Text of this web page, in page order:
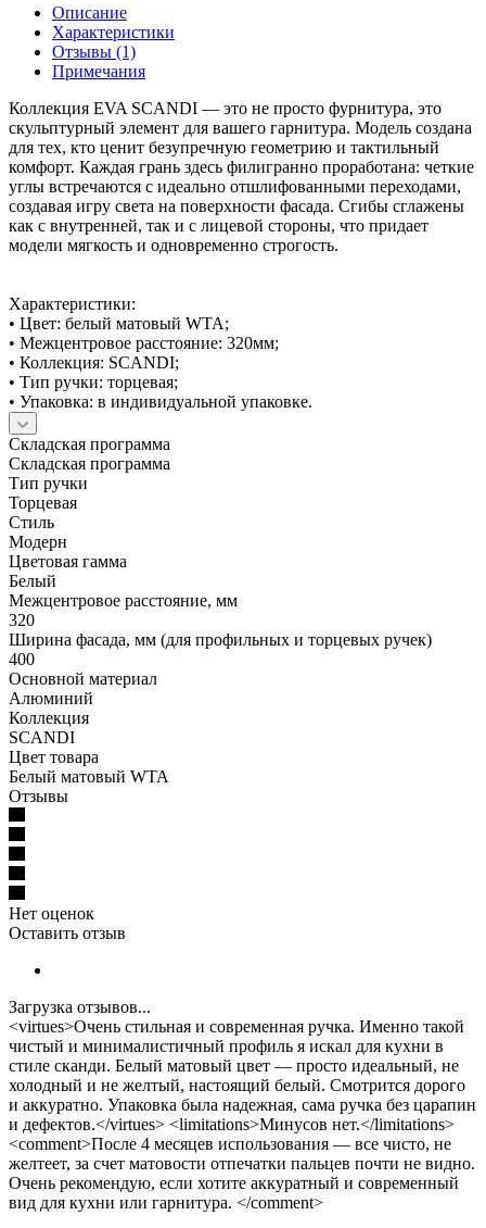
Описание
Характеристики
Отзывы (1)
Примечания
Коллекция EVA SCANDI — это не просто фурнитура, это
скульптурный элемент для вашего гарнитура. Модель создана
для тех, кто ценит безупречную геометрию и тактильный
комфорт. Каждая грань здесь филигранно проработана: четкие
углы встречаются с идеально отшлифованными переходами,
создавая игру света на поверхности фасада. Сгибы сглажены
как с внутренней, так и с лицевой стороны, что придает
модели мягкость и одновременно строгость.
Характеристики:
• Цвет: белый матовый WTA;
• Межцентровое расстояние: 320мм;
• Коллекция: SCANDI;
• Тип ручки: торцевая;
• Упаковка: в индивидуальной упаковке.
Складская программа
Складская программа
Тип ручки
Торцевая
Стиль
Модерн
Цветовая гамма
Белый
Межцентровое расстояние, мм
320
Ширина фасада, мм (для профильных и торцевых ручек)
400
Основной материал
Алюминий
Коллекция
SCANDI
Цвет товара
Белый матовый WTA
Отзывы
Нет оценок
Оставить отзыв
Загрузка отзывов...
<virtues>Очень стильная и современная ручка. Именно такой
чистый и минималистичный профиль я искал для кухни в
стиле сканди. Белый матовый цвет — просто идеальный, не
холодный и не желтый, настоящий белый. Смотрится дорого
и аккуратно. Упаковка была надежная, сама ручка без царапин
и дефектов.</virtues> <limitations>Минусов нет.</limitations>
<comment>После 4 месяцев использования — все чисто, не
желтеет, за счет матовости отпечатки пальцев почти не видно.
Очень рекомендую, если хотите аккуратный и современный
вид для кухни или гарнитура. </comment>